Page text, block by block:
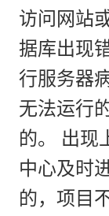
访问网站
据库出现
行服务器
无法运行
的。 出现
中心及时
的，项目